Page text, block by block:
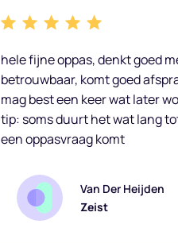
hele fijne oppas, denkt goed
betrouwbaar, komt goed
mag best een keer wat later
tip: soms duurt het wat lang
een oppasvraag komt
Van Der Heijden
Zeist